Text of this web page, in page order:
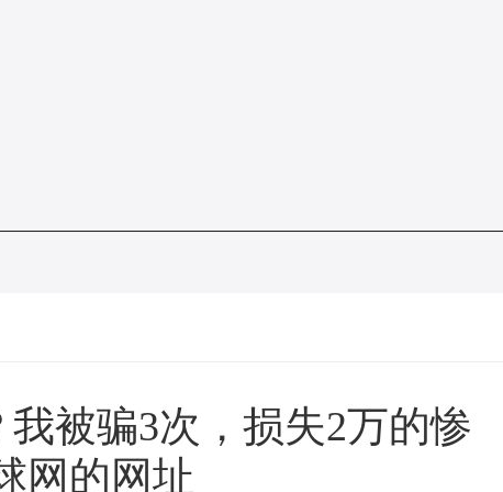
被骗3次，损失2万的惨
网的网址